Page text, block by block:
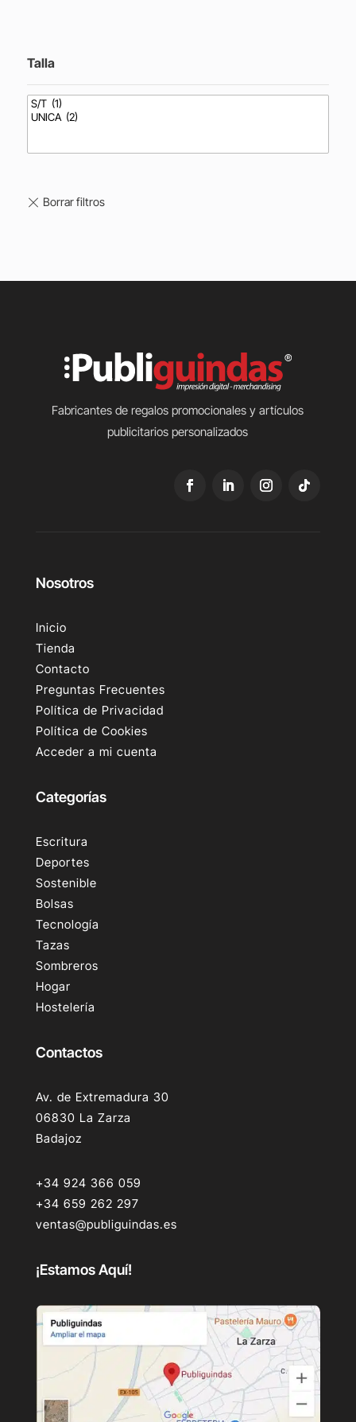
Talla
Fabricantes de regalos promocionales y artículos
publicitarios personalizados
Nosotros
Inicio
Tienda
Contacto
Preguntas Frecuentes
Política de Privacidad
Política de Cookies
Acceder a mi cuenta
Categorías
Escritura
Deportes
Sostenible
Bolsas
Tecnología
Tazas
Sombreros
Hogar
Hostelería
Contactos
Av. de Extremadura 30
06830 La Zarza
Badajoz
+34 924 366 059
+34 659 262 297
ventas@publiguindas.es
¡Estamos Aquí!